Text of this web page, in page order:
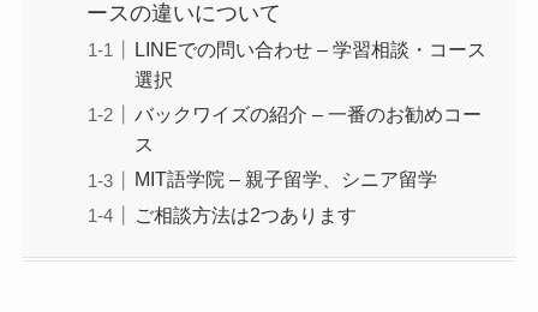
ースの違いについて
LINEでの問い合わせ – 学習相談・コース
選択
バックワイズの紹介 – 一番のお勧めコー
ス
MIT語学院 – 親子留学、シニア留学
ご相談方法は2つあります